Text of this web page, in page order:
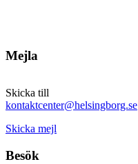
Mejla
Skicka till
kontaktcenter@helsingborg.se
Skicka mejl
Besök